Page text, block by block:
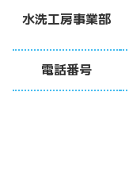
水洗工房事業部
電話番号